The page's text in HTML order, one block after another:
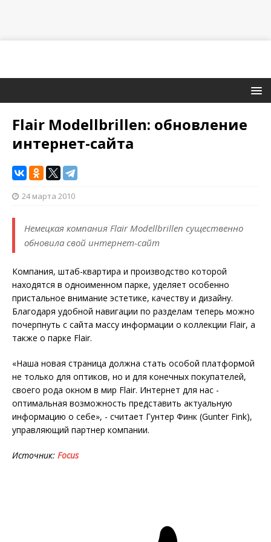
Flair Modellbrillen: обновление
интернет-сайта
24 марта 2010
Немецкая компания Flair Modellbrillen существенно
обновила свой интернет-сайт
Компания, штаб-квартира и производство которой
находятся в одноименном парке, уделяет особенно
пристальное внимание эстетике, качеству и дизайну.
Благодаря удобной навигации по разделам теперь можно
почерпнуть с сайта массу информации о коллекции Flair, а
также о парке Flair.
«Наша новая страница должна стать особой платформой
не только для оптиков, но и для конечных покупателей,
своего рода окном в мир Flair. Интернет для нас -
оптимальная возможность представить актуальную
информацию о себе», - считает Гунтер Финк (Gunter Fink),
управляющий партнер компании.
Источник: Focus